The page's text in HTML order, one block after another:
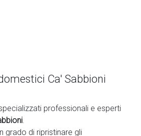
Ca' Sabbioni
professionali e esperti
.
grado di ripristinare gli